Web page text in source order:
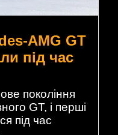
AMG GT
під час
покоління
GT, і перші
під час